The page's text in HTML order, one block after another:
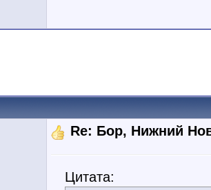
Re: Бор, Нижний
Цитата: